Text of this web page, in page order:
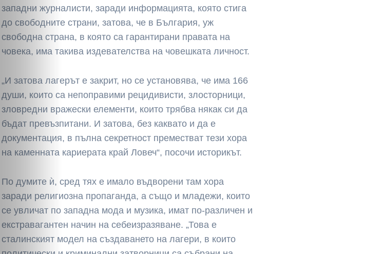
западни журналисти, заради информацията, която стига
до свободните страни, затова, че в България, уж
свободна страна, в която са гарантирани правата на
човека, има такива издевателства на човешката личност.
„И затова лагерът е закрит, но се установява, че има 166
души, които са непоправими рецидивисти, злосторници,
зловредни вражески елементи, които трябва някак си да
бъдат превъзпитани. И затова, без каквато и да е
документация, в пълна секретност преместват тези хора
на каменната кариерата край Ловеч“, посочи историкът.
По думите ѝ, сред тях е имало въдворени там хора
заради религиозна пропаганда, а също и младежи, които
се увличат по западна мода и музика, имат по-различен и
екстравагантен начин на себеизразяване. „Това е
сталинският модел на създаването на лагери, в които